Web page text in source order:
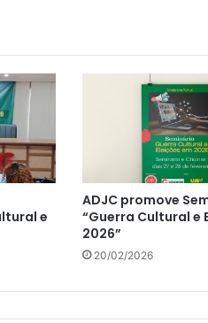
e
ADJC promove
“Guerra Cultural e
2026”
20/02/2026